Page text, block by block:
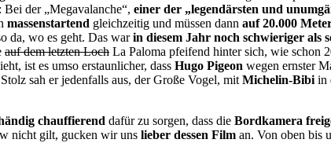
der „Megavalanche“, einer der „legendärsten und
massenstartend gleichzeitig und müssen dann auf 20.000
da, wo es geht. Das warin diesem Jahr noch schwieriger als
auf dem letzten Loch La Paloma pfeifend hinter sich, wie schon
ist es umso erstaunlicher, dass Hugo Pigeon wegen ernster
sah er jedenfalls aus, der Große Vogel, mit Michelin-Bibi in
chauffierend dafür zu sorgen, dass die Bordkamera
nicht gilt, gucken wir uns lieber dessen Film an. Von oben bis